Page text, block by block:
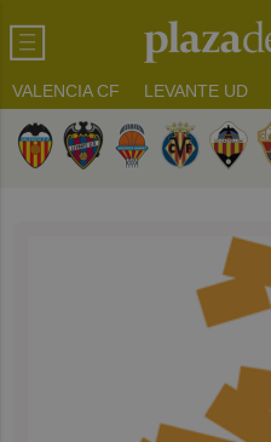
VALENCIA CF LEVANTE UD